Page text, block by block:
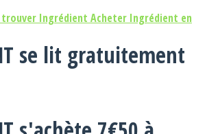
trouver Ingrédient Acheter Ingrédient en
se lit gratuitement